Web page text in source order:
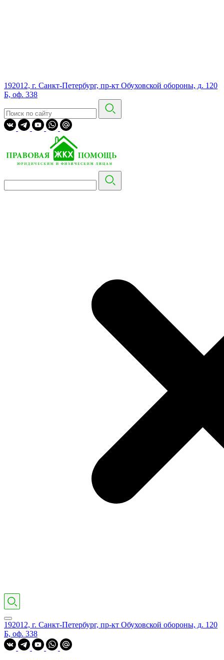
192012, г. Санкт-Петербург, пр-кт Обуховской обороны, д. 120
Б, оф. 338
192012, г. Санкт-Петербург, пр-кт Обуховской обороны, д. 120
Б, оф. 338